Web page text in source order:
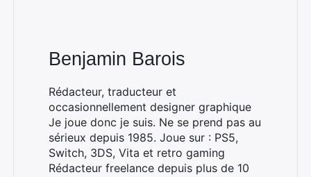
Benjamin Barois
Rédacteur, traducteur et
occasionnellement designer graphique
Je joue donc je suis. Ne se prend pas au
sérieux depuis 1985. Joue sur : PS5,
Switch, 3DS, Vita et retro gaming
Rédacteur freelance depuis plus de 10